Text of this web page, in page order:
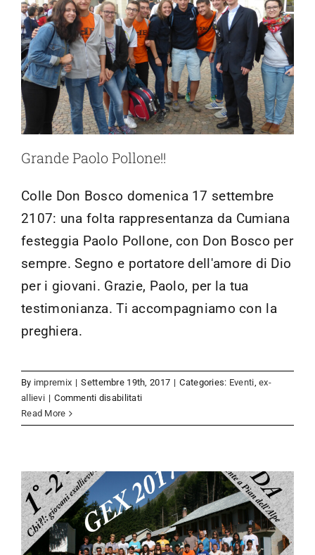
Grande Paolo Pollone!!
Colle Don Bosco domenica 17 settembre
2107: una folta rappresentanza da Cumiana
festeggia Paolo Pollone, con Don Bosco per
sempre. Segno e portatore dell'amore di Dio
per i giovani. Grazie, Paolo, per la tua
testimonianza. Ti accompagniamo con la
preghiera.
By impremix | Settembre 19th, 2017 | Categories: Eventi,ex-
allievi | Commenti disabilitatisu
Paolo
Read More
Campo GEX